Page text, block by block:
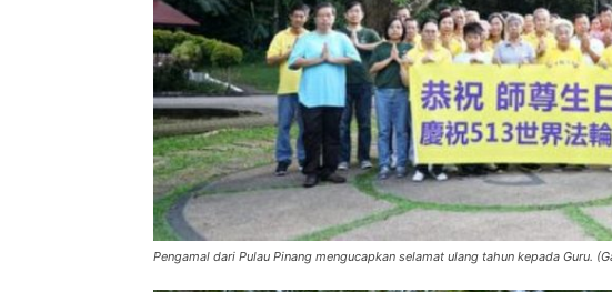
Pengamal dari Pulau Pinang mengucapkan selamat ulang tahun kepada Guru.